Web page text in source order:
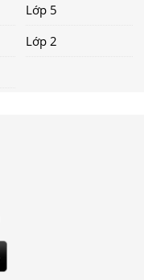
Lớp 5
Lớp 2